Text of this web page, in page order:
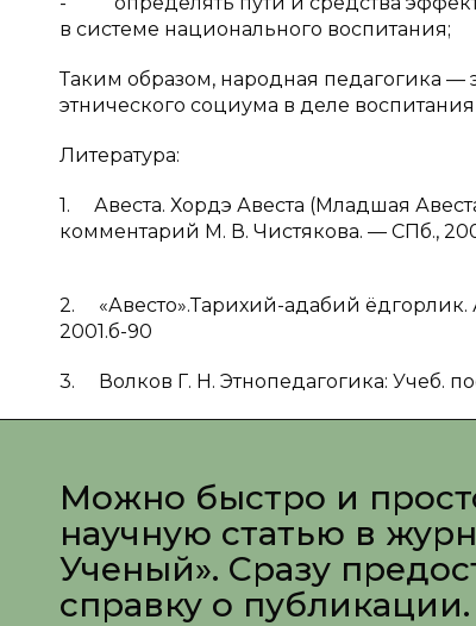
в системе национального воспитания;
Таким образом, народная педагогика
этнического социума в деле
Литература:
1. Авеста. Хордэ Авеста (Младшая
комментарий М. В. Чистякова. — СПб.,
2. «Авесто».Тарихий-адабий ёдгорлик.
2001.б-90
3. Волков Г. Н. Этнопедагогика: Учеб.
Можно быстро и
научную статью в
Ученый». Сразу
справку о публикации.